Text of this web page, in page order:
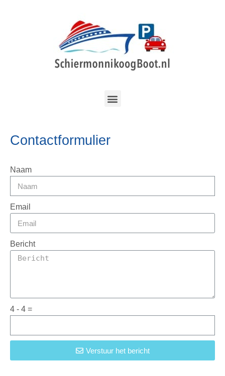
Contactformulier
Naam
Email
Bericht
4 - 4 =
Verstuur het bericht